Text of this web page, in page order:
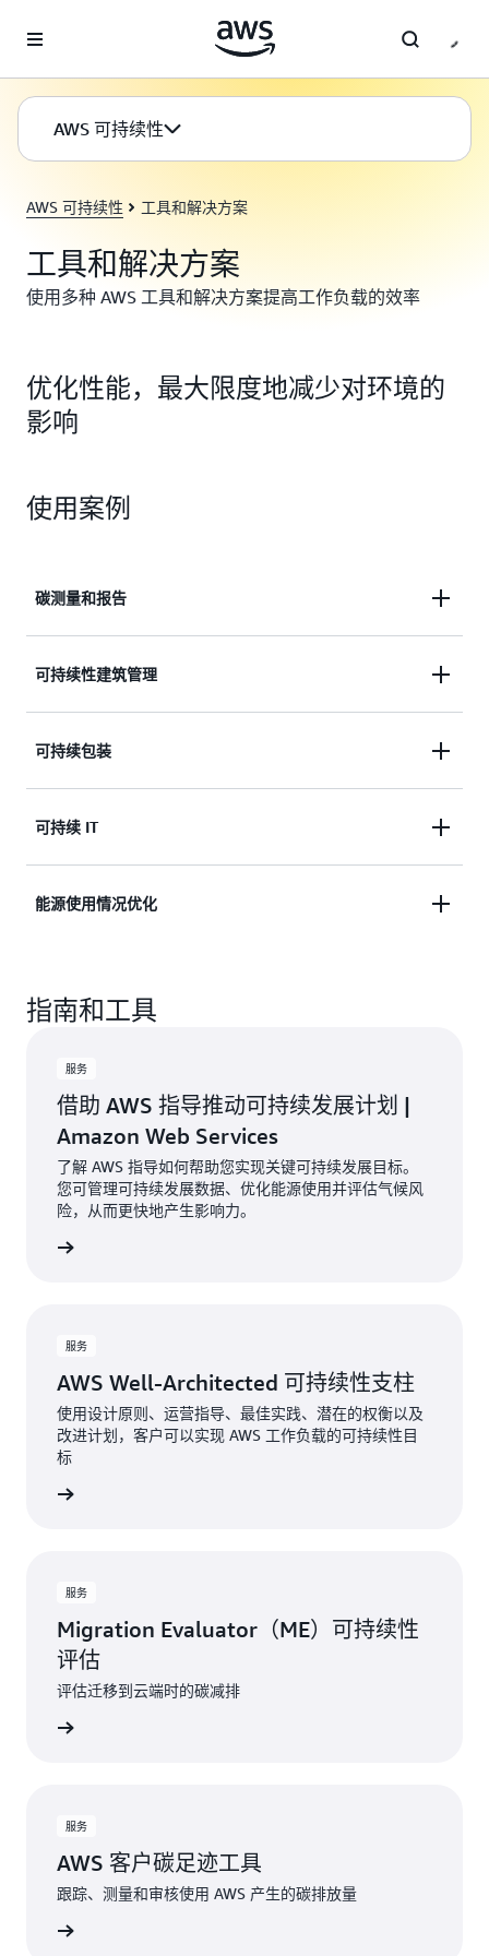
AWS 可持续性
AWS 可持续性 工具和解决方案
工具和解决方案
使用多种 AWS 工具和解决方案提高工作负载的效率
优化性能，最大限度地减少对环境的
影响
使用案例
碳测量和报告
将整个供应链的业务流程转变为碳当量，以准确衡
进一步了解有关客户碳足迹工具的信息
可持续性建筑管理
少碳排放的领域。
可持续包装
碳排放。
可持续 IT
的碳排放量。
能源使用情况优化
指南和工具
服务
借助 AWS 指导推动可持续发展计划 |
Amazon Web Services
了解 AWS 指导如何帮助您实现关键可持续发展目标。
您可管理可持续发展数据、优化能源使用并评估气候风
险，从而更快地产生影响力。
服务
AWS Well-Architected 可持续性支柱
使用设计原则、运营指导、最佳实践、潜在的权衡以及
改进计划，客户可以实现 AWS 工作负载的可持续性目
标
服务
Migration Evaluator（ME）可持续性
评估
评估迁移到云端时的碳减排
服务
AWS 客户碳足迹工具
跟踪、测量和审核使用 AWS 产生的碳排放量